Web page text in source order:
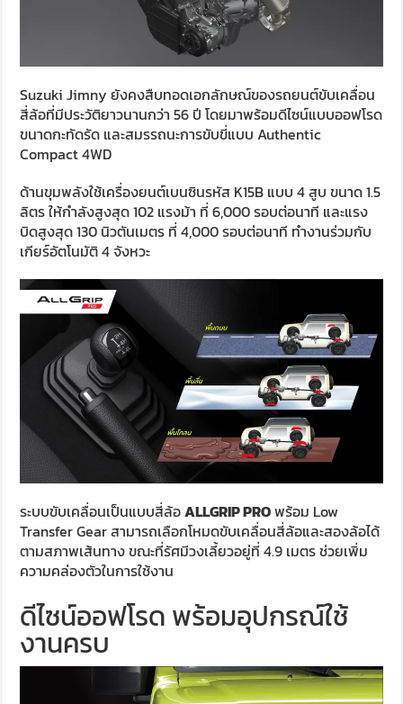
Suzuki Jimny ยังคงสืบทอดเอกลักษณ์ของรถยนต์ขับเคลื่อน
สี่ล้อที่มีประวัติยาวนานกว่า 56 ปี โดยมาพร้อมดีไซน์แบบออฟโรด
ขนาดกะทัดรัด และสมรรถนะการขับขี่แบบ Authentic
Compact 4WD
ด้านขุมพลังใช้เครื่องยนต์เบนซินรหัส K15B แบบ 4 สูบ ขนาด 1.5
ลิตร ให้กำลังสูงสุด 102 แรงม้า ที่ 6,000 รอบต่อนาที และแรง
บิดสูงสุด 130 นิวตันเมตร ที่ 4,000 รอบต่อนาที ทำงานร่วมกับ
เกียร์อัตโนมัติ 4 จังหวะ
ระบบขับเคลื่อนเป็นแบบสี่ล้อALLGRIP PROพร้อม Low
Transfer Gear สามารถเลือกโหมดขับเคลื่อนสี่ล้อและสองล้อได้
ตามสภาพเส้นทาง ขณะที่รัศมีวงเลี้ยวอยู่ที่ 4.9 เมตร ช่วยเพิ่ม
ความคล่องตัวในการใช้งาน
ดีไซน์ออฟโรด พร้อมอุปกรณ์ใช้
งานครบ